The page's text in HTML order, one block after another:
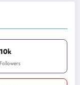
10k
Followers